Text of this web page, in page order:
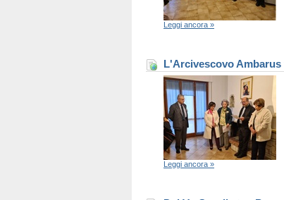
Leggi ancora »
L'Arcivescovo
Leggi ancora »